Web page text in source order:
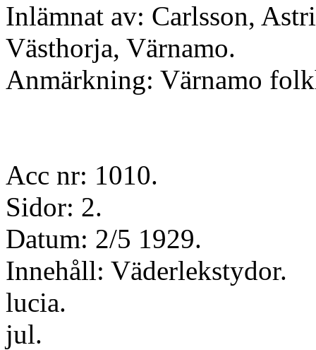
Inlämnat av: Carlsson,
Västhorja, Värnamo.
Anmärkning: Värnamo
Acc nr: 1010.
Sidor: 2.
Datum: 2/5 1929.
Innehåll: Väderlekstydor.
lucia.
jul.